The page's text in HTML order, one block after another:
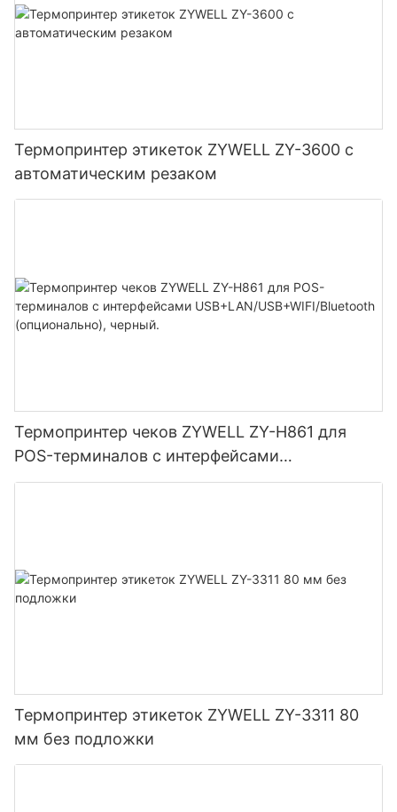
Термопринтер этикеток ZYWELL ZY-3600 с
автоматическим резаком
Термопринтер чеков ZYWELL ZY-H861 для
POS-терминалов с интерфейсами
USB+LAN/USB+WIFI/Bluetooth (опционально),
Термопринтер этикеток ZYWELL ZY-3311 80
мм без подложки